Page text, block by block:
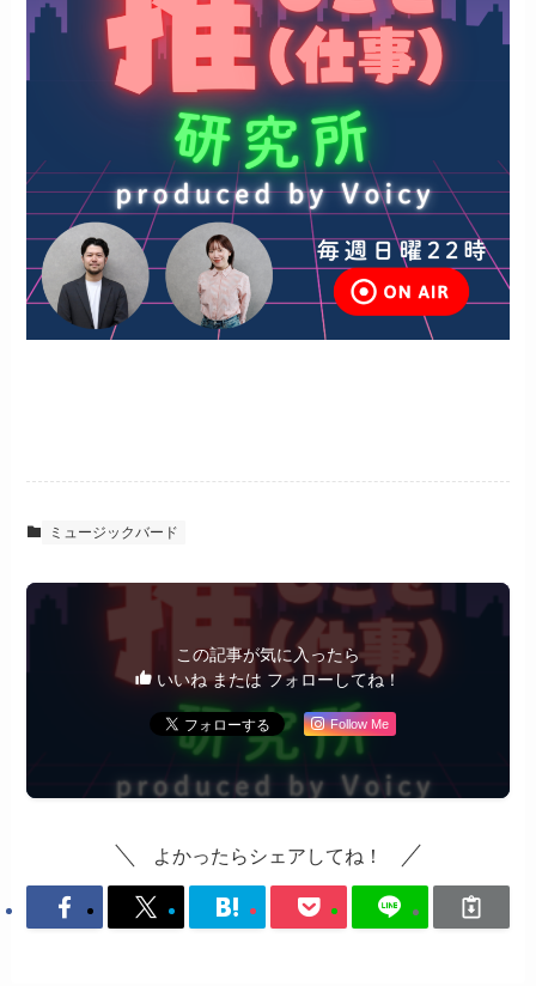
ミュージックバード
この記事が気に入ったら
いいね または フォローしてね！
Follow Me
よかったらシェアしてね！